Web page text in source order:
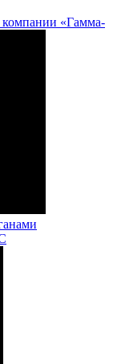
компании «Гамма-